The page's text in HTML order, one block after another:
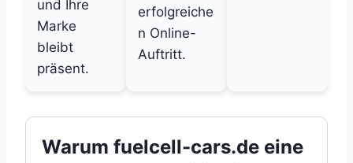
und Ihre
Marke
bleibt
präsent.
erfolgreiche
n Online-
Auftritt.
Warum fuelcell-cars.de eine